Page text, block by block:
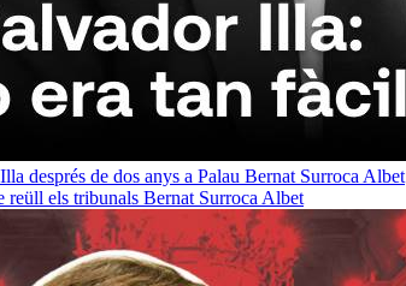
després de dos anys a Palau Bernat Surroca Albet
reüll els tribunals Bernat Surroca Albet